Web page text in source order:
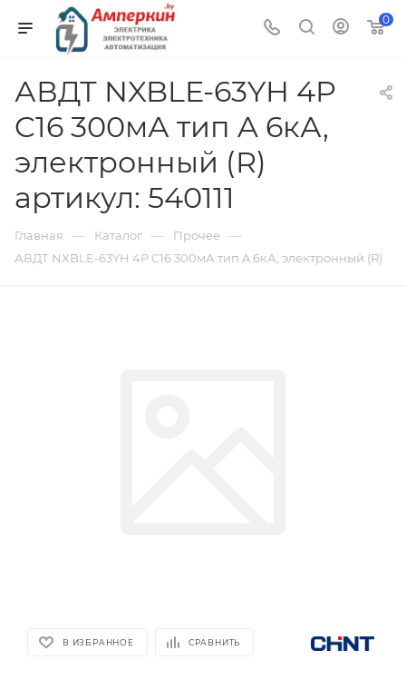
0
АВДТ NXBLE-63YH 4P
C16 300мА тип A 6кА,
электронный (R)
артикул: 540111
Главная — Каталог — Прочее —
АВДТ NXBLE-63YH 4P C16 300мА тип A 6кА, электронный (R)
В ИЗБРАННОЕ СРАВНИТЬ